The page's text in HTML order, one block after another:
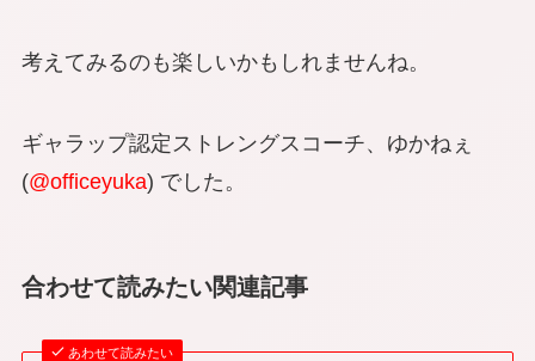
考えてみるのも楽しいかもしれませんね。
ギャラップ認定ストレングスコーチ、ゆかねぇ
(@officeyuka) でした。
合わせて読みたい関連記事
あわせて読みたい